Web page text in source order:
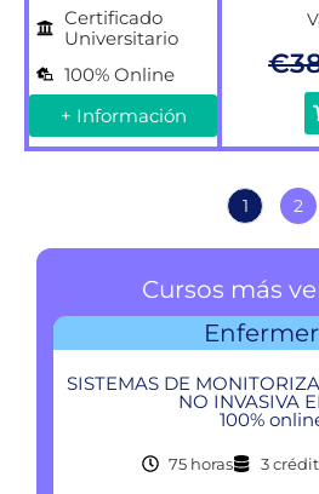
Certificado
Universitario
100% Online
+ Información
€
1 2
Cursos más
SISTEMAS DE
NO INVASIVA
100%
75 horas 3